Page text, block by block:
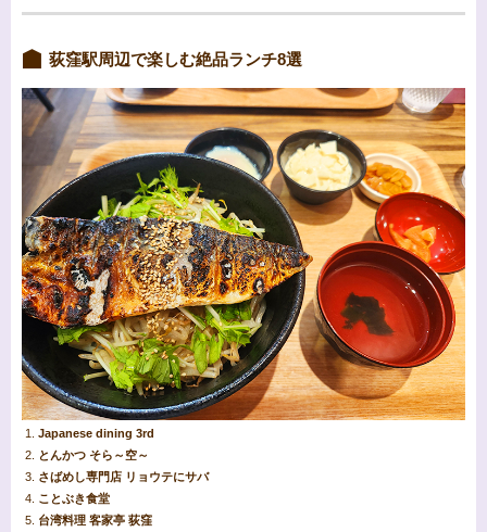
荻窪駅周辺で楽しむ絶品ランチ8選
Japanese dining 3rd
とんかつ そら～空～
さばめし専門店 リョウテにサバ
ことぶき食堂
台湾料理 客家亭 荻窪